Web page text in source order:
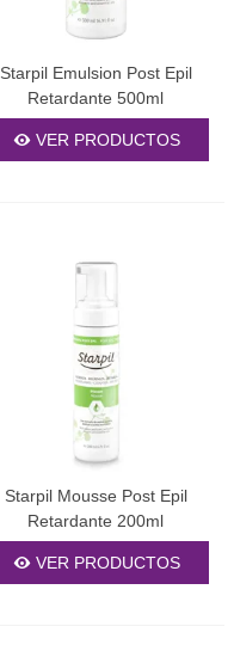
Starpil Emulsion Post Epil
Retardante 500ml
VER PRODUCTOS
Starpil Mousse Post Epil
Retardante 200ml
VER PRODUCTOS